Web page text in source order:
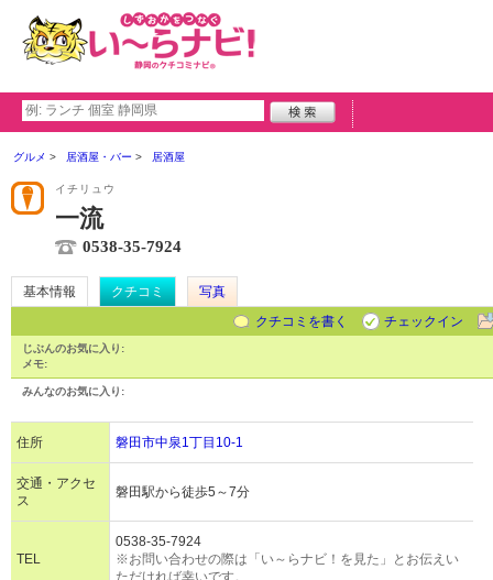
グルメ 居酒屋・バー 居酒屋
イチリュウ
一流
0538-35-7924
基本情報 クチコミ
写真
クチコミを書く
チェックイン
じぶんのお気に入り:
メモ:
みんなのお気に入り:
住所 磐田市中泉1丁目10-1
交通・アクセ
ス
磐田駅から徒歩5～7分
TEL
0538-35-7924
※お問い合わせの際は「い～らナビ！を見た」とお伝えい
ただければ幸いです。